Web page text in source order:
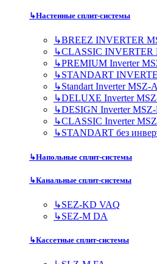
↳Настенные сплит-системы
↳BREEZ INVERTER
↳CLASSIC INVERTER
↳PREMIUM Inverter
↳STANDART
↳Standart Inverter MSZ-
↳DELUXE Inverter
↳DESIGN Inverter
↳CLASSIC Inverter
↳STANDART без
↳Напольные сплит-системы
↳Канальные сплит-системы
↳SEZ-KD VAQ
↳SEZ-M DA
↳Кассетные сплит-системы